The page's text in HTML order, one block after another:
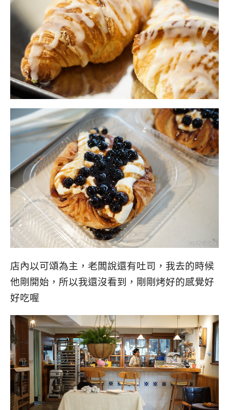
店內以可頌為主，老闆說還有吐司，我去的時候
他剛開始，所以我還沒看到，剛剛烤好的感覺好
好吃喔